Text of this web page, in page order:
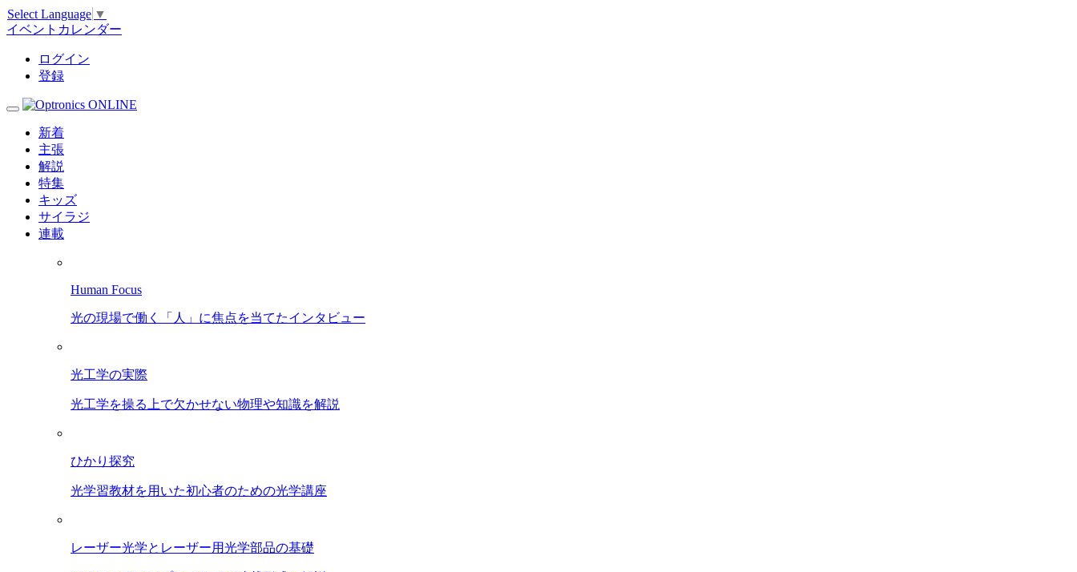
Select Language ▼
イベントカレンダー
ログイン
登録
新着
主張
解説
特集
キッズ
サイラジ
連載
Human Focus
光の現場で働く「人」に焦点を当てたインタビュー
光工学の実際
光工学を操る上で欠かせない物理や知識を解説
ひかり探究
光学習教材を用いた初心者のための光学講座
レーザー光学とレーザー用光学部品の基礎